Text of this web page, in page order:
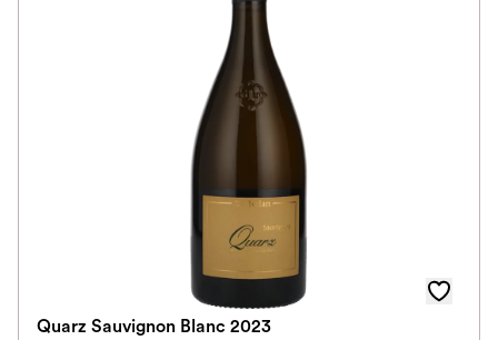
Quarz Sauvignon Blanc 2023